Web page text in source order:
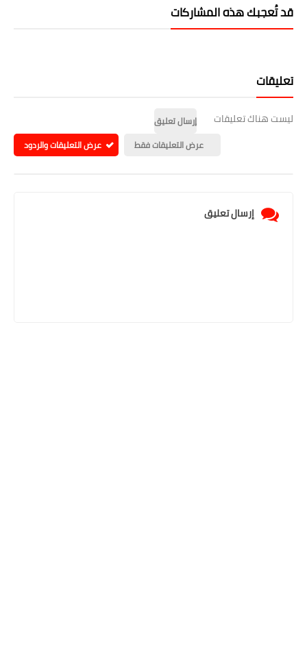
قد تُعجبك هذه المشاركات
تعليقات
ليست هناك تعليقات
إرسال تعليق
عرض التعليقات فقط
عرض التعليقات والردود
إرسال تعليق